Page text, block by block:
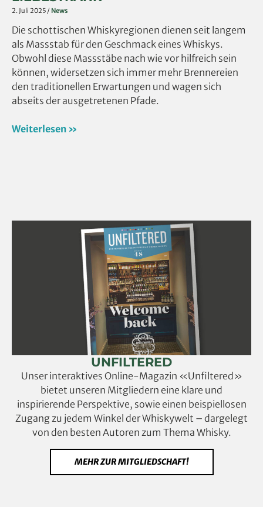
2. Juli 2025 / News
Die schottischen Whiskyregionen dienen seit langem
als Massstab für den Geschmack eines Whiskys.
Obwohl diese Massstäbe nach wie vor hilfreich sein
können, widersetzen sich immer mehr Brennereien
den traditionellen Erwartungen und wagen sich
abseits der ausgetretenen Pfade.
Weiterlesen »
UNFILTERED
Unser interaktives Online-Magazin «Unfiltered»
bietet unseren Mitgliedern eine klare und
inspirierende Perspektive, sowie einen beispiellosen
Zugang zu jedem Winkel der Whiskywelt – dargelegt
von den besten Autoren zum Thema Whisky.
MEHR ZUR MITGLIEDSCHAFT!